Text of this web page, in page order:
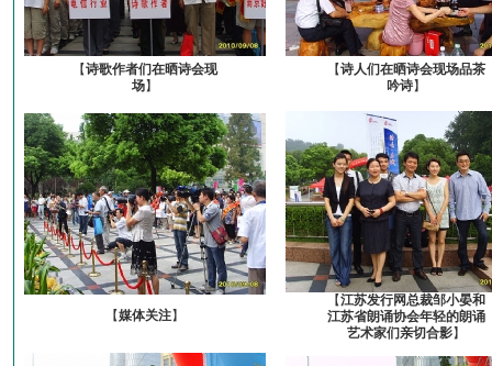
【诗歌作者们在晒诗会现
场】
【诗人们在晒诗会现场品茶
吟诗】
【媒体关注】
【江苏发行网总裁邹小晏和
江苏省朗诵协会年轻的朗诵
艺术家们亲切合影】